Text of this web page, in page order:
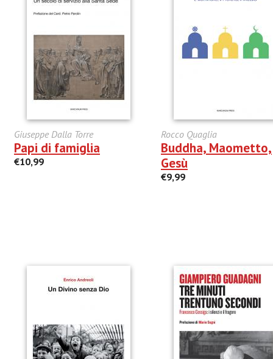
Giuseppe Dalla Torre
Papi di famiglia
€10,99
Rocco Quaglia
Buddha, Maometto,
Gesù
€9,99